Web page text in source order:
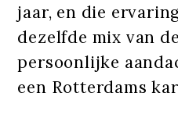
jaar, en die
dezelfde mix van
persoonlijke
een Rotterdams